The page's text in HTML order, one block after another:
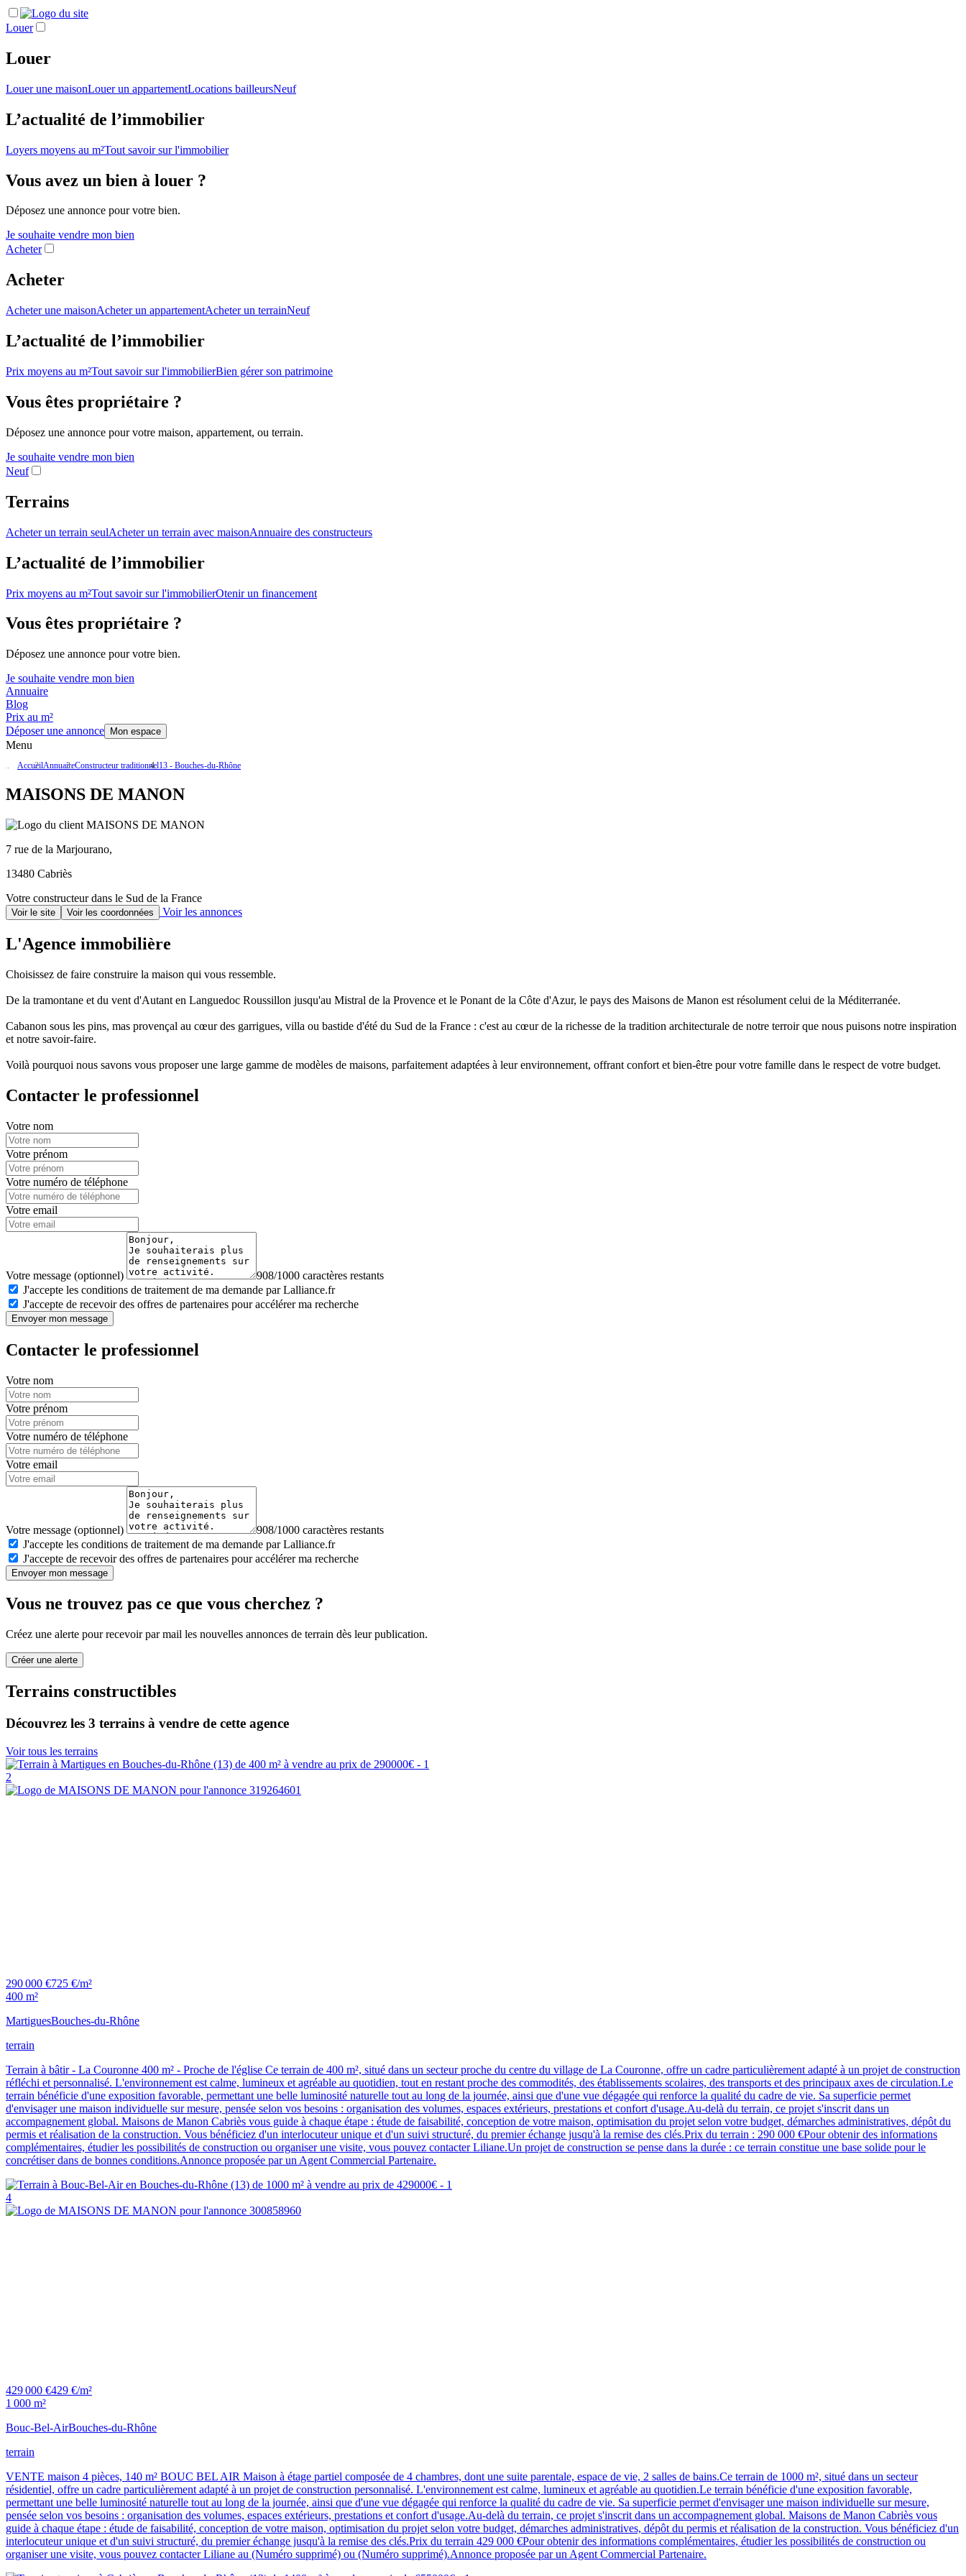
Louer
Louer
Louer une maisonLouer un appartementLocations bailleursNeuf
L’actualité de l’immobilier
Loyers moyens au m²Tout savoir sur l'immobilier
Vous avez un bien à louer ?
Déposez une annonce pour votre bien.
Je souhaite vendre mon bien
Acheter
Acheter
Acheter une maisonAcheter un appartementAcheter un terrainNeuf
L’actualité de l’immobilier
Prix moyens au m²Tout savoir sur l'immobilierBien gérer son patrimoine
Vous êtes propriétaire ?
Déposez une annonce pour votre maison, appartement, ou terrain.
Je souhaite vendre mon bien
Neuf
Terrains
Acheter un terrain seulAcheter un terrain avec maisonAnnuaire des constructeurs
L’actualité de l’immobilier
Prix moyens au m²Tout savoir sur l'immobilierOtenir un financement
Vous êtes propriétaire ?
Déposez une annonce pour votre bien.
Je souhaite vendre mon bien
Annuaire
Blog
Prix au m²
Déposer une annonce
Mon espace
Menu
AccueilAnnuaireConstructeur traditionnel13 - Bouches-du-Rhône
MAISONS DE MANON
7 rue de la Marjourano,
13480 Cabriès
Votre constructeur dans le Sud de la France
Voir le site Voir les coordonnées Voir les annonces
L'Agence immobilière
Choisissez de faire construire la maison qui vous ressemble.
De la tramontane et du vent d'Autant en Languedoc Roussillon jusqu'au Mistral de la Provence et le Ponant de la Côte d'Azur, le pays des Maisons de Manon est résolument celui de la Méditerranée.
Cabanon sous les pins, mas provençal au cœur des garrigues, villa ou bastide d'été du Sud de la France : c'est au cœur de la richesse de la tradition architecturale de notre terroir que nous puisons notre inspiration
et notre savoir-faire.
Voilà pourquoi nous savons vous proposer une large gamme de modèles de maisons, parfaitement adaptées à leur environnement, offrant confort et bien-être pour votre famille dans le respect de votre budget.
Contacter le professionnel
Votre nom
Votre prénom
Votre numéro de téléphone
Votre email
Votre message (optionnel)
908/1000 caractères restants
J'accepte les conditions de traitement de ma demande par Lalliance.fr
J'accepte de recevoir des offres de partenaires pour accélérer ma recherche
Envoyer mon message
Contacter le professionnel
Votre nom
Votre prénom
Votre numéro de téléphone
Votre email
Votre message (optionnel)
908/1000 caractères restants
J'accepte les conditions de traitement de ma demande par Lalliance.fr
J'accepte de recevoir des offres de partenaires pour accélérer ma recherche
Envoyer mon message
Vous ne trouvez pas ce que vous cherchez ?
Créez une alerte pour recevoir par mail les nouvelles annonces de terrain dès leur publication.
Créer une alerte
Terrains constructibles
Découvrez les 3 terrains à vendre de cette agence
Voir tous les terrains
2
290 000 €725 €/m²
400 m²
MartiguesBouches-du-Rhône
terrain
Terrain à bâtir - La Couronne 400 m² - Proche de l'église Ce terrain de 400 m², situé dans un secteur proche du centre du village de La Couronne, offre un cadre particulièrement adapté à un projet de construction
réfléchi et personnalisé. L'environnement est calme, lumineux et agréable au quotidien, tout en restant proche des commodités, des établissements scolaires, des transports et des principaux axes de circulation.Le
terrain bénéficie d'une exposition favorable, permettant une belle luminosité naturelle tout au long de la journée, ainsi que d'une vue dégagée qui renforce la qualité du cadre de vie. Sa superficie permet
d'envisager une maison individuelle sur mesure, pensée selon vos besoins : organisation des volumes, espaces extérieurs, prestations et confort d'usage.Au-delà du terrain, ce projet s'inscrit dans un
accompagnement global. Maisons de Manon Cabriès vous guide à chaque étape : étude de faisabilité, conception de votre maison, optimisation du projet selon votre budget, démarches administratives, dépôt du
permis et réalisation de la construction. Vous bénéficiez d'un interlocuteur unique et d'un suivi structuré, du premier échange jusqu'à la remise des clés.Prix du terrain : 290 000 €Pour obtenir des informations
complémentaires, étudier les possibilités de construction ou organiser une visite, vous pouvez contacter Liliane.Un projet de construction se pense dans la durée : ce terrain constitue une base solide pour le
concrétiser dans de bonnes conditions.Annonce proposée par un Agent Commercial Partenaire.
4
429 000 €429 €/m²
1 000 m²
Bouc-Bel-AirBouches-du-Rhône
terrain
VENTE maison 4 pièces, 140 m² BOUC BEL AIR Maison à étage partiel composée de 4 chambres, dont une suite parentale, espace de vie, 2 salles de bains.Ce terrain de 1000 m², situé dans un secteur
résidentiel, offre un cadre particulièrement adapté à un projet de construction personnalisé. L'environnement est calme, lumineux et agréable au quotidien.Le terrain bénéficie d'une exposition favorable,
permettant une belle luminosité naturelle tout au long de la journée, ainsi que d'une vue dégagée qui renforce la qualité du cadre de vie. Sa superficie permet d'envisager une maison individuelle sur mesure,
pensée selon vos besoins : organisation des volumes, espaces extérieurs, prestations et confort d'usage.Au-delà du terrain, ce projet s'inscrit dans un accompagnement global. Maisons de Manon Cabriès vous
guide à chaque étape : étude de faisabilité, conception de votre maison, optimisation du projet selon votre budget, démarches administratives, dépôt du permis et réalisation de la construction. Vous bénéficiez d'un
interlocuteur unique et d'un suivi structuré, du premier échange jusqu'à la remise des clés.Prix du terrain 429 000 €Pour obtenir des informations complémentaires, étudier les possibilités de construction ou
organiser une visite, vous pouvez contacter Liliane au (Numéro supprimé) ou (Numéro supprimé).Annonce proposée par un Agent Commercial Partenaire.